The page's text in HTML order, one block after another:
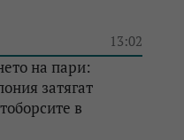
13:02
на пари:
затягат
в